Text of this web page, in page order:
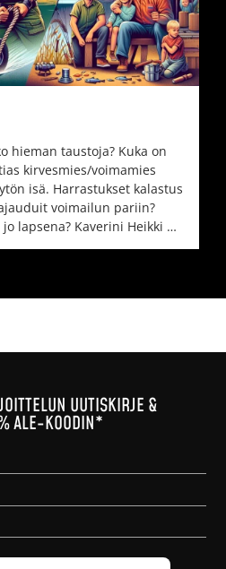
hieman taustoja? Kuka on
kirvesmies/voimamies
isä. Harrastukset kalastus
voimailun pariin?
lapsena? Kaverini Heikki …
UUTISKIRJE &
ALE-KOODIN*